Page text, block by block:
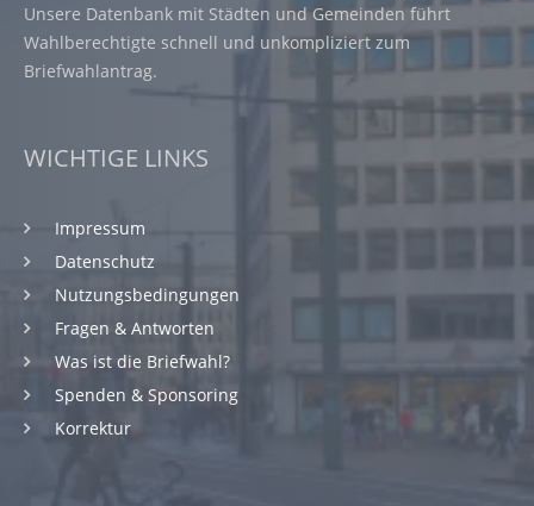
Unsere Datenbank mit Städten und Gemeinden führt
Wahlberechtigte schnell und unkompliziert zum
Briefwahlantrag.
WICHTIGE LINKS
Impressum
Datenschutz
Nutzungsbedingungen
Fragen & Antworten
Was ist die Briefwahl?
Spenden & Sponsoring
Korrektur